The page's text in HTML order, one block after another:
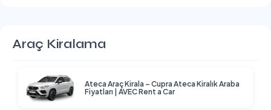
Araç Kiralama
Ateca Araç Kirala – Cupra Ateca Kiralık Araba
Fiyatları | AVEC Rent a Car